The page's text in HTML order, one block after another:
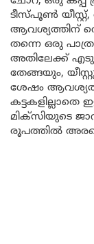
ടീസ്പൂൺ
ആവശ്യത്തിന്
തന്നെ ഒരു
അതിലേക്ക്
തേങ്ങയും,
ശേഷം
മിക്സിയുടെ
രൂപത്തിൽ